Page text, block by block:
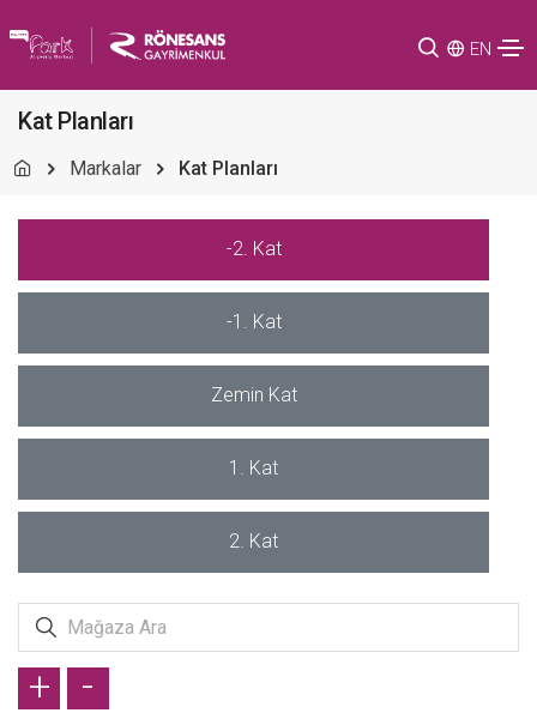
EN
Kat Planları
Markalar Kat Planları
-2. Kat
-1. Kat
Zemin Kat
1. Kat
2. Kat
+ -